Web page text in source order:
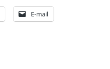
E-mail